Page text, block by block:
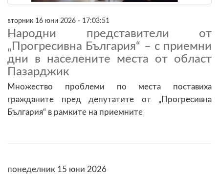
вторник 16 юни 2026 - 17:03:51
Народни представители от
„Прогресивна България“ – с приемни
дни в населените места от област
Пазарджик
Множество проблеми по места поставиха
гражданите пред депутатите от „Прогресивна
България“ в рамките на приемните
понеделник 15 юни 2026